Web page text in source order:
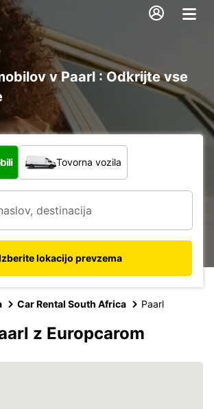
v Paarl : Odkrijte vse
Tovorna vozila
lokacijo prevzema
Car Rental South Africa Paarl
z Europcarom